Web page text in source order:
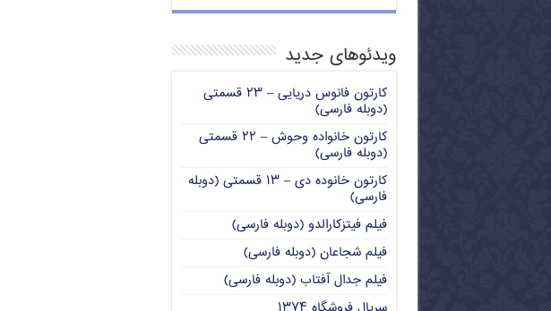
ویدئوهای جدید
کارتون فانوس دریایی – ۲۳ قسمتی
(دوبله فارسی)
کارتون خانواده وحوش – ۲۲ قسمتی
(دوبله فارسی)
کارتون خانوده دی – ۱۳ قسمتی (دوبله
فارسی)
فیلم فیتزکارالدو (دوبله فارسی)
فیلم شجاعان (دوبله فارسی)
فیلم جدال آفتاب (دوبله فارسی)